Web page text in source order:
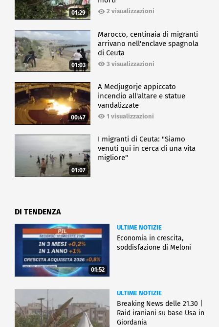
01:29 2 visualizzazioni
01:03
Marocco, centinaia di migranti
arrivano nell'enclave spagnola
di Ceuta
3 visualizzazioni
00:47
A Medjugorje appiccato
incendio all'altare e statue
vandalizzate
1 visualizzazioni
01:07
I migranti di Ceuta: "Siamo
venuti qui in cerca di una vita
migliore"
DI TENDENZA
01:52
ULTIME NOTIZIE
Economia in crescita,
soddisfazione di Meloni
ULTIME NOTIZIE
Breaking News delle 21.30 |
Raid iraniani su base Usa in
Giordania